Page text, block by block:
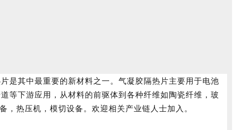
是其中最重要的新材料之一。气凝胶隔热片主要用于电池
等下游应用，从材料的前驱体到各种纤维如陶瓷纤维，玻
热压机，模切设备。欢迎相关产业链人士加入。